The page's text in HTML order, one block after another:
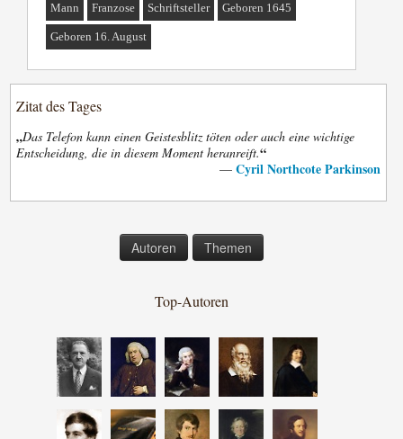
Mann Franzose Schriftsteller Geboren 1645
Geboren 16. August
Zitat des Tages
„Das Telefon kann einen Geistesblitz töten oder auch eine wichtige
Entscheidung, die in diesem Moment heranreift.“
— Cyril Northcote Parkinson
Autoren Themen
Top-Autoren